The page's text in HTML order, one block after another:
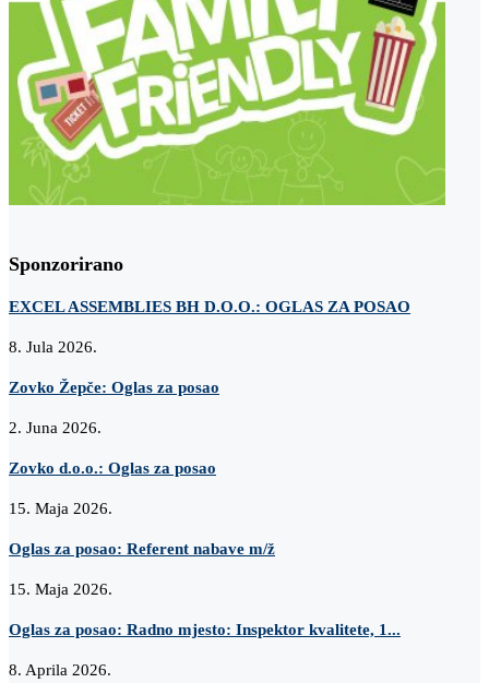
Sponzorirano
EXCEL ASSEMBLIES BH D.O.O.: OGLAS ZA POSAO
8. Jula 2026.
Zovko Žepče: Oglas za posao
2. Juna 2026.
Zovko d.o.o.: Oglas za posao
15. Maja 2026.
Oglas za posao: Referent nabave m/ž
15. Maja 2026.
Oglas za posao: Radno mjesto: Inspektor kvalitete, 1...
8. Aprila 2026.